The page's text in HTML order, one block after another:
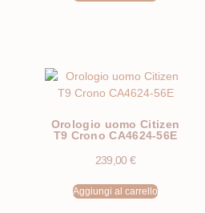
Orologio uomo Citizen
T9 Crono CA4624-56E
239,00 €
Aggiungi al carrello